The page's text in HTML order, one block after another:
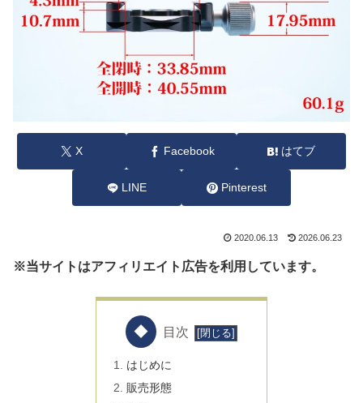
X Facebook はてブ
LINE Pinterest
2020.06.13 2026.06.23
※当サイトはアフィリエイト広告を利用しています。
目次
はじめに
販売形態